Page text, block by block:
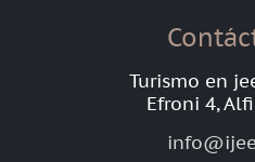
Turismo en
Efroni 4,